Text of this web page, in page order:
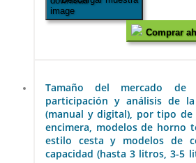
Comprar
Tamaño del mercado de
participación y análisis de
(manual y digital), por tipo de
encimera, modelos de horno
estilo cesta y modelos de
capacidad (hasta 3 litros, 3-5